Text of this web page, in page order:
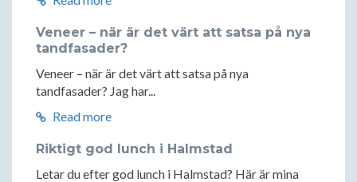
Veneer – när är det värt att satsa på nya
tandfasader?
Veneer – när är det värt att satsa på nya
tandfasader? Jag har...
Read more
Riktigt god lunch i Halmstad
Letar du efter god lunch i Halmstad? Här är mina